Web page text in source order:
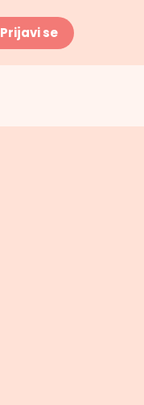
Prijavi se